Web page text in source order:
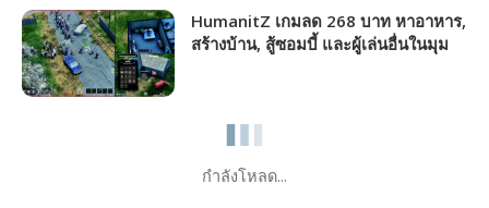
HumanitZ เกมลด 268 บาท หาอาหาร,
สร้างบ้าน, สู้ซอมบี้ และผู้เล่นอื่นในมุม
กำลังโหลด...